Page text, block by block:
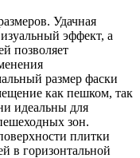
Удачная
эффект, а
позволяет
размер фаски
как пешком, так
идеальны для
зон.
плитки
в горизонтальной